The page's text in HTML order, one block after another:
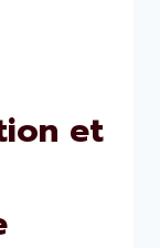
et